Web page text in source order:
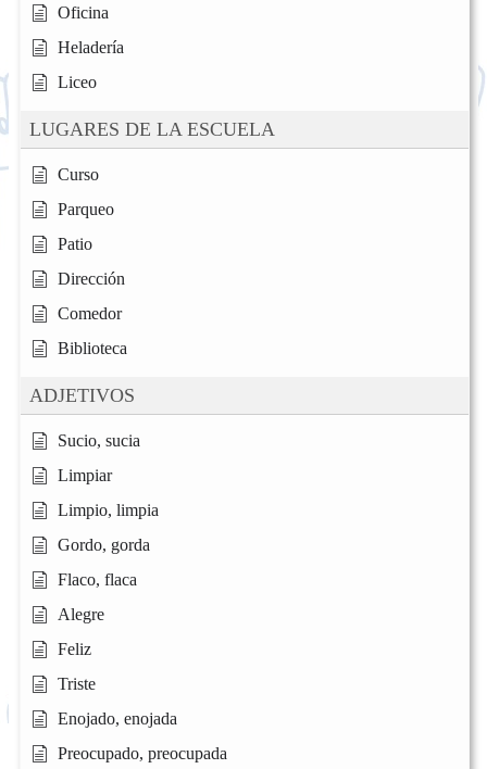
Oficina
Heladería
Liceo
LUGARES DE LA ESCUELA
Curso
Parqueo
Patio
Dirección
Comedor
Biblioteca
ADJETIVOS
Sucio, sucia
Limpiar
Limpio, limpia
Gordo, gorda
Flaco, flaca
Alegre
Feliz
Triste
Enojado, enojada
Preocupado, preocupada